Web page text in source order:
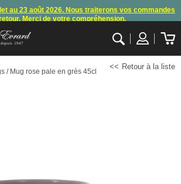
au 23 août 2026. Nous traiterons vos commandes
Merci de votre compréhension.
et expéditions. Nous vous donnons rendez-vous à
le mode de règlement par carte bancaire et
plus , merci de nous contacter ou attendre notre
depuis 1947
OK
/ Mug rose pale en grès 45cl
Retour à la liste